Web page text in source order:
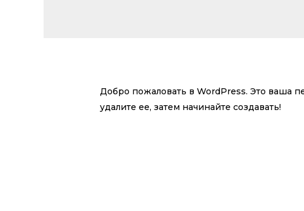
Добро пожаловать в WordPress. Это ваша
удалите ее, затем начинайте создавать!